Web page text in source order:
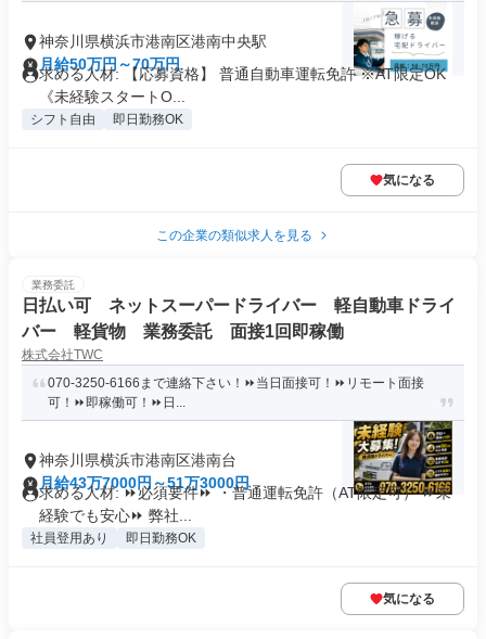
神奈川県横浜市港南区港南中央駅
月給50万円～70万円
求める人材: 【応募資格】 普通自動車運転免許 ※AT限定OK
《未経験スタートO...
シフト自由 即日勤務OK
気になる
この企業の類似求人を見る
業務委託
日払い可 ネットスーパードライバー 軽自動車ドライ
バー 軽貨物 業務委託 面接1回即稼働
株式会社TWC
070-3250-6166まで連絡下さい！⏩当日面接可！⏩リモート面接
可！⏩即稼働可！⏩日...
神奈川県横浜市港南区港南台
月給43万7000円～51万3000円
求める人材: ⏩必須要件⏩ ・普通運転免許（AT限定可） ⏩未
経験でも安心⏩ 弊社...
社員登用あり 即日勤務OK
気になる